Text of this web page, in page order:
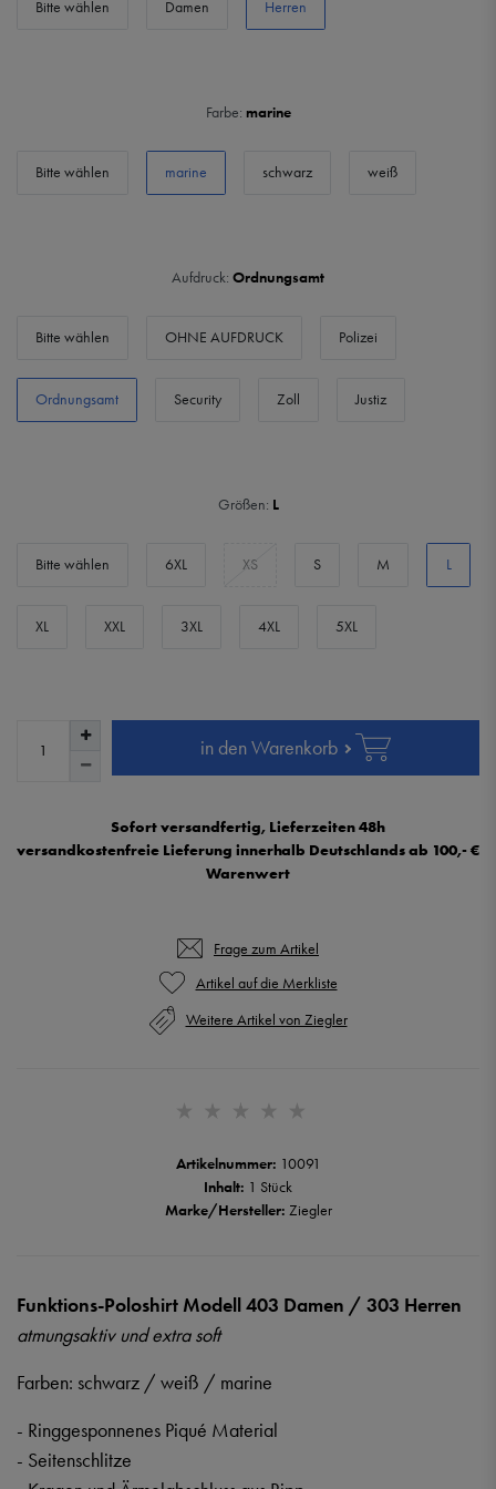
Artikelnummer: 10091
Inhalt: 1 Stück
Marke/Hersteller: Ziegler
Bitte wählen Damen Herren
Farbe: marine
Bitte wählen marine schwarz weiß
Aufdruck: Ordnungsamt
Bitte wählen OHNE AUFDRUCK Polizei
Ordnungsamt Security Zoll Justiz
Größen: L
Bitte wählen 6XL XS S M L
XL XXL 3XL 4XL 5XL
in den Warenkorb
Sofort versandfertig, Lieferzeiten 48h
versandkostenfreie Lieferung innerhalb Deutschlands ab 100,- €
Warenwert
Frage zum Artikel
Weitere Artikel von Ziegler
Funktions-Poloshirt Modell 403 Damen / 303 Herren
atmungsaktiv und extra soft
Farben: schwarz / weiß / marine
- Ringgesponnenes Piqué Material
- Seitenschlitze